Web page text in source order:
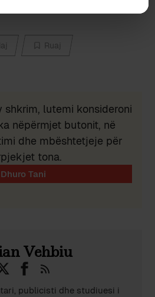
Ruaj
shkrim, lutemi konsideroni
nëpërmjet butonit, në
dhe mbështetjeje për
tona.
Vehbiu
publicisti dhe studiuesi i